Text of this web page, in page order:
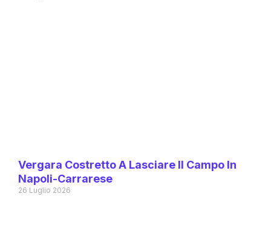
Vergara Costretto A Lasciare Il Campo In
Napoli-Carrarese
26 Luglio 2026